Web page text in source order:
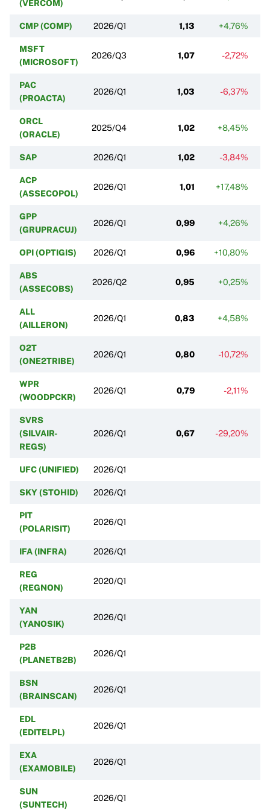
(VERCOM)
CMP (COMP) 2026/Q1 1,13 +4,76%
MSFT
(MICROSOFT)
2026/Q3 1,07 -2,72%
PAC
(PROACTA)
2026/Q1 1,03 -6,37%
ORCL
(ORACLE)
2025/Q4 1,02 +8,45%
SAP 2026/Q1 1,02 -3,84%
ACP
(ASSECOPOL)
2026/Q1 1,01 +17,48%
GPP
(GRUPRACUJ)
2026/Q1 0,99 +4,26%
OPI (OPTIGIS) 2026/Q1 0,96 +10,80%
ABS
(ASSECOBS)
2026/Q2 0,95 +0,25%
ALL
(AILLERON)
2026/Q1 0,83 +4,58%
O2T
(ONE2TRIBE)
2026/Q1 0,80 -10,72%
WPR
(WOODPCKR)
2026/Q1 0,79 -2,11%
SVRS
(SILVAIR-
REGS)
2026/Q1 0,67 -29,20%
UFC (UNIFIED) 2026/Q1
SKY (STOHID) 2026/Q1
PIT
(POLARISIT)
2026/Q1
IFA (INFRA) 2026/Q1
REG
(REGNON)
2020/Q1
YAN
(YANOSIK)
2026/Q1
P2B
(PLANETB2B)
2026/Q1
BSN
(BRAINSCAN)
2026/Q1
EDL
(EDITELPL)
2026/Q1
EXA
(EXAMOBILE)
2026/Q1
SUN
(SUNTECH)
2026/Q1